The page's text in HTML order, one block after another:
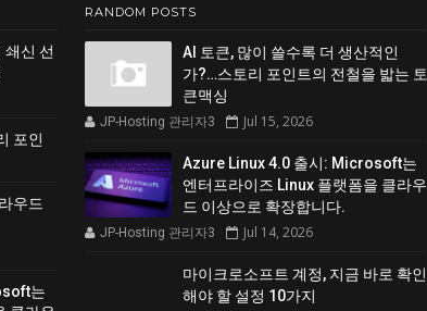
쇄신 선
포인
우드
는
RANDOM POSTS
AI 토큰, 많이 쓸수록 더 생산적인
가?…스토리 포인트의 전철을 밟는 토
큰맥싱
JP-Hosting 관리자3 Jul 15, 2026
Azure Linux 4.0 출시: Microsoft는
엔터프라이즈 Linux 플랫폼을 클라우
드 이상으로 확장합니다.
JP-Hosting 관리자3 Jul 14, 2026
마이크로소프트 계정, 지금 바로 확인
해야 할 설정 10가지